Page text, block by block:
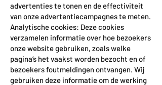
advertenties te tonen en de effectiviteit
van onze advertentiecampagnes te meten.
Analytische cookies: Deze cookies
verzamelen informatie over hoe bezoekers
onze website gebruiken, zoals welke
pagina’s het vaakst worden bezocht en of
bezoekers foutmeldingen ontvangen. Wij
gebruiken deze informatie om de werking